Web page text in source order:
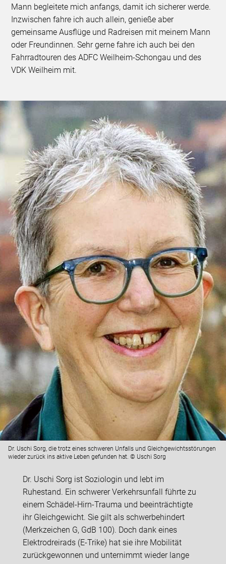
Mann begleitete mich anfangs, damit ich sicherer werde.
Inzwischen fahre ich auch allein, genieße aber
gemeinsame Ausflüge und Radreisen mit meinem Mann
oder Freundinnen. Sehr gerne fahre ich auch bei den
Fahrradtouren des ADFC Weilheim-Schongau und des
VDK Weilheim mit.
Dr. Uschi Sorg, die trotz eines schweren Unfalls und Gleichgewichtsstörungen
wieder zurück ins aktive Leben gefunden hat. © Uschi Sorg
Dr. Uschi Sorg ist Soziologin und lebt im
Ruhestand. Ein schwerer Verkehrsunfall führte zu
einem Schädel-Hirn-Trauma und beeinträchtigte
ihr Gleichgewicht. Sie gilt als schwerbehindert
(Merkzeichen G, GdB 100). Doch dank eines
Elektrodreirads (E-Trike) hat sie ihre Mobilität
zurückgewonnen und unternimmt wieder lange